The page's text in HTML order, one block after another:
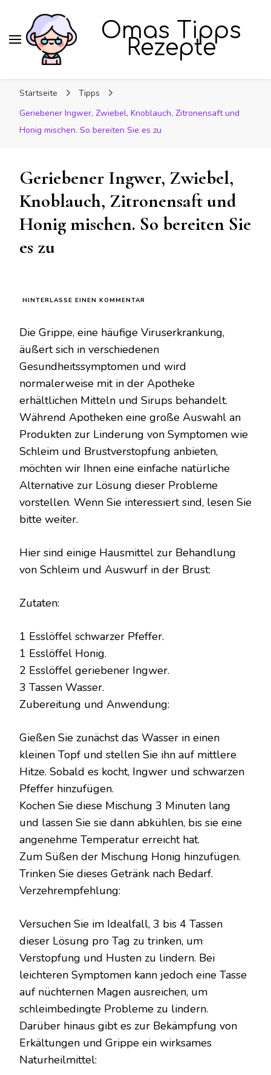
Omas Tipps
Rezepte
Startseite
Tipps
Geriebener Ingwer, Zwiebel, Knoblauch, Zitronensaft und
Honig mischen. So bereiten Sie es zu
Geriebener Ingwer, Zwiebel,
Knoblauch, Zitronensaft und
Honig mischen. So bereiten Sie
es zu
HINTERLASSE EINEN KOMMENTAR
ZWIEBEL,
ZITRONENSAFT
UND
MISCHEN.
SO
SIE
ES
Die Grippe, eine häufige Viruserkrankung,
äußert sich in verschiedenen
Gesundheitssymptomen und wird
normalerweise mit in der Apotheke
erhältlichen Mitteln und Sirups behandelt.
Während Apotheken eine große Auswahl an
Produkten zur Linderung von Symptomen wie
Schleim und Brustverstopfung anbieten,
möchten wir Ihnen eine einfache natürliche
Alternative zur Lösung dieser Probleme
vorstellen. Wenn Sie interessiert sind, lesen Sie
bitte weiter.
Hier sind einige Hausmittel zur Behandlung
von Schleim und Auswurf in der Brust:
Zutaten:
1 Esslöffel schwarzer Pfeffer.
1 Esslöffel Honig.
2 Esslöffel geriebener Ingwer.
3 Tassen Wasser.
Zubereitung und Anwendung:
Gießen Sie zunächst das Wasser in einen
kleinen Topf und stellen Sie ihn auf mittlere
Hitze. Sobald es kocht, Ingwer und schwarzen
Pfeffer hinzufügen.
Kochen Sie diese Mischung 3 Minuten lang
und lassen Sie sie dann abkühlen, bis sie eine
angenehme Temperatur erreicht hat.
Zum Süßen der Mischung Honig hinzufügen.
Trinken Sie dieses Getränk nach Bedarf.
Verzehrempfehlung:
Versuchen Sie im Idealfall, 3 bis 4 Tassen
dieser Lösung pro Tag zu trinken, um
Verstopfung und Husten zu lindern. Bei
leichteren Symptomen kann jedoch eine Tasse
auf nüchternen Magen ausreichen, um
schleimbedingte Probleme zu lindern.
Darüber hinaus gibt es zur Bekämpfung von
Erkältungen und Grippe ein wirksames
Naturheilmittel: